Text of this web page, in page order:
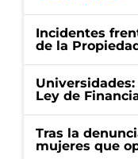
Incidentes
de la
Ley de
Tras la
mujeres que